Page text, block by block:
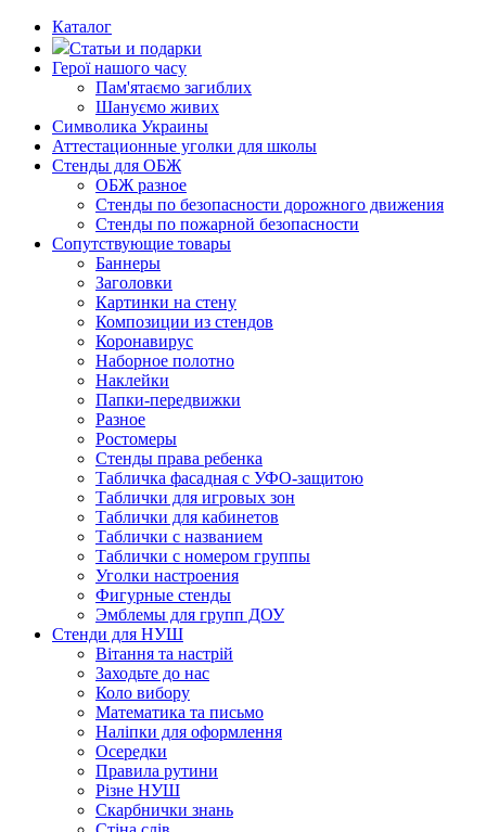
Каталог
Статьи и подарки
Герої нашого часу
Пам'ятаємо загиблих
Шануємо живих
Символика Украины
Аттестационные уголки для школы
Стенды для ОБЖ
ОБЖ разное
Стенды по безопасности дорожного движения
Стенды по пожарной безопасности
Сопутствующие товары
Баннеры
Заголовки
Картинки на стену
Композиции из стендов
Коронавирус
Наборное полотно
Наклейки
Папки-передвижки
Разное
Ростомеры
Стенды права ребенка
Табличка фасадная с УФО-защитою
Таблички для игровых зон
Таблички для кабинетов
Таблички с названием
Таблички с номером группы
Уголки настроения
Фигурные стенды
Эмблемы для групп ДОУ
Стенди для НУШ
Вітання та настрій
Заходьте до нас
Коло вибору
Математика та письмо
Наліпки для оформлення
Осередки
Правила рутини
Різне НУШ
Скарбнички знань